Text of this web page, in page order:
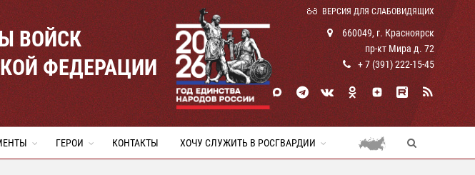
ВЕРСИЯ ДЛЯ СЛАБОВИДЯЩИХ
ВОЙСК
ФЕДЕРАЦИИ
660049, г. Красноярск
пр-кт Мира д. 72
+ 7 (391) 222-15-45
ГЕРОИ КОНТАКТЫ ХОЧУ СЛУЖИТЬ В РОСГВАРДИИ